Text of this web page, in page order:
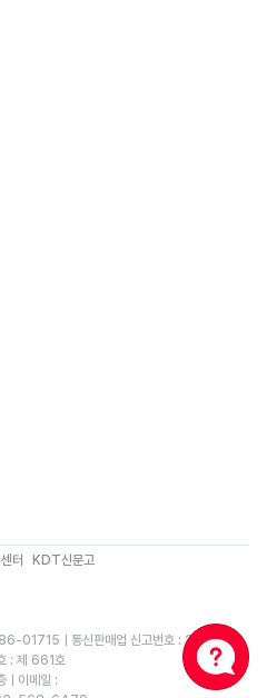
터 KDT신문고
86-01715ㅣ통신판매업 신고번호 : 2020-
: 제 661호
ㅣ이메일 :